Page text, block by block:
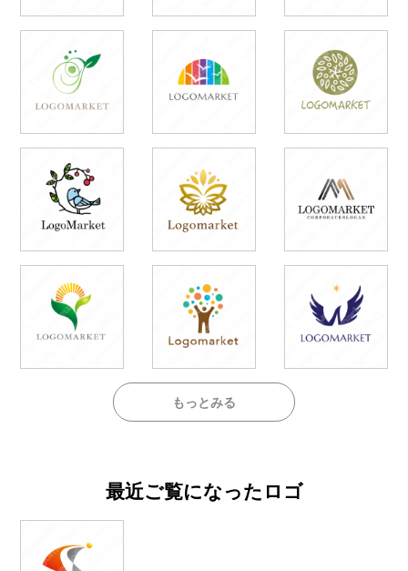
もっとみる
最近ご覧になったロゴ